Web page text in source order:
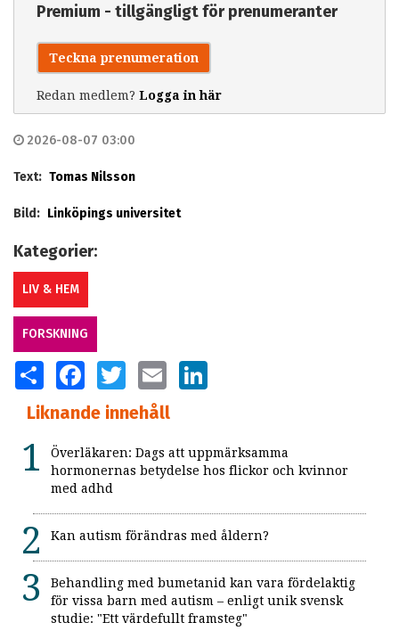
Premium - tillgängligt för prenumeranter
Teckna prenumeration
Redan medlem? Logga in här
2026-08-07 03:00
Text: Tomas Nilsson
Bild: Linköpings universitet
Kategorier:
LIV & HEM
FORSKNING
SHARE FACEBOOKTWITTER EMAIL
Liknande innehåll
Överläkaren: Dags att uppmärksamma
hormonernas betydelse hos flickor och kvinnor
med adhd
Kan autism förändras med åldern?
Behandling med bumetanid kan vara fördelaktig
för vissa barn med autism – enligt unik svensk
studie: "Ett värdefullt framsteg"